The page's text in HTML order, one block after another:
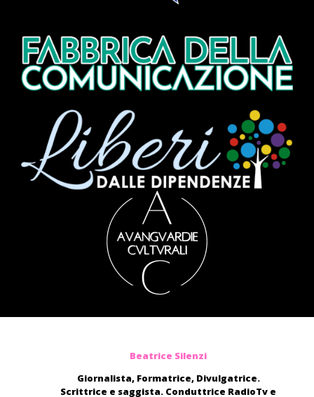
Beatrice Silenzi
Giornalista, Formatrice, Divulgatrice.
Scrittrice e saggista. Conduttrice RadioTv e